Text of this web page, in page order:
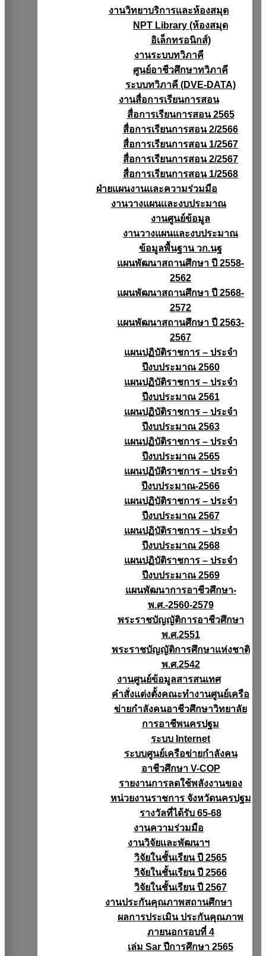
งานวิทยาบริการเเละห้องสมุด
NPT Library (ห้องสมุด
อิเล็กทรอนิกส์)
งานระบบทวิภาคี
ศูนย์อาชีวศึกษาทวิภาคี
ระบบทวิภาคี (DVE-DATA)
งานสื่อการเรียนการสอน
สื่อการเรียนการสอน 2565
สื่อการเรียนการสอน 2/2566
สื่อการเรียนการสอน 1/2567
สื่อการเรียนการสอน 2/2567
สื่อการเรียนการสอน 1/2568
ฝ่ายแผนงานเเละความร่วมมือ
งานวางแผนเเละงบประมาณ
งานศูนย์ข้อมูล
งานวางแผนและงบประมาณ
ข้อมูลพื้นฐาน วก.นฐ
แผนพัฒนาสถานศึกษา ปี 2558-
2562
แผนพัฒนาสถานศึกษา ปี 2568-
2572
แผนพัฒนาสถานศึกษา ปี 2563-
2567
แผนปฏิบัติราชการ – ประจำ
ปีงบประมาณ 2560
แผนปฏิบัติราชการ – ประจำ
ปีงบประมาณ 2561
แผนปฏิบัติราชการ – ประจำ
ปีงบประมาณ 2563
แผนปฏิบัติราชการ – ประจำ
ปีงบประมาณ 2565
แผนปฏิบัติราชการ – ประจำ
ปีงบประมาณ-2566
แผนปฏิบัติราชการ – ประจำ
ปีงบประมาณ 2567
แผนปฏิบัติราชการ – ประจำ
ปีงบประมาณ 2568
แผนปฏิบัติราชการ – ประจำ
ปีงบประมาณ 2569
แผนพัฒนาการอาชีวศึกษา-
พ.ศ.-2560-2579
พระราชบัญญัติการอาชีวศึกษา
พ.ศ.2551
พระราชบัญญัติการศึกษาแห่งชาติ
พ.ศ.2542
งานศูนย์ข้อมูลสารสนเทศ
คำสั่งแต่งตั้งคณะทำงานศูนย์เครือ
ข่ายกำลังคนอาชีวศึกษาวิทยาลัย
การอาชีพนครปฐม
ระบบ Internet
ระบบศูนย์เครือข่ายกำลังคน
อาชีวศึกษา V-COP
รายงานการลดใช้พลังงานของ
หน่วยงานราชการ จังหวัดนครปฐม
รางวัลที่ได้รับ 65-68
งานความร่วมมือ
งานวิจัยเเละพัฒนาฯ
วิจัยในชั้นเรียน ปี 2565
วิจัยในชั้นเรียน ปี 2566
วิจัยในชั้นเรียน ปี 2567
งานประกันคุณภาพสถานศึกษา
ผลการประเมิน ประกันคุณภาพ
ภายนอกรอบที่ 4
เล่ม Sar ปีการศึกษา 2565